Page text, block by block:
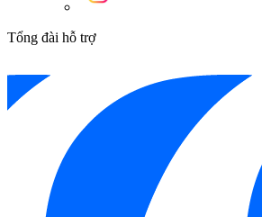
Tổng đài hỗ trợ